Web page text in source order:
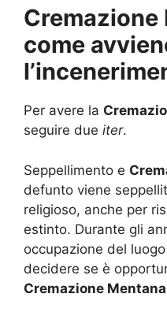
Cremazione
come
Per avere la
seguire due iter.
Seppellimento e
defunto viene
religioso, anche per
estinto. Durante gli
occupazione del
decidere se è
Cremazione Mentana